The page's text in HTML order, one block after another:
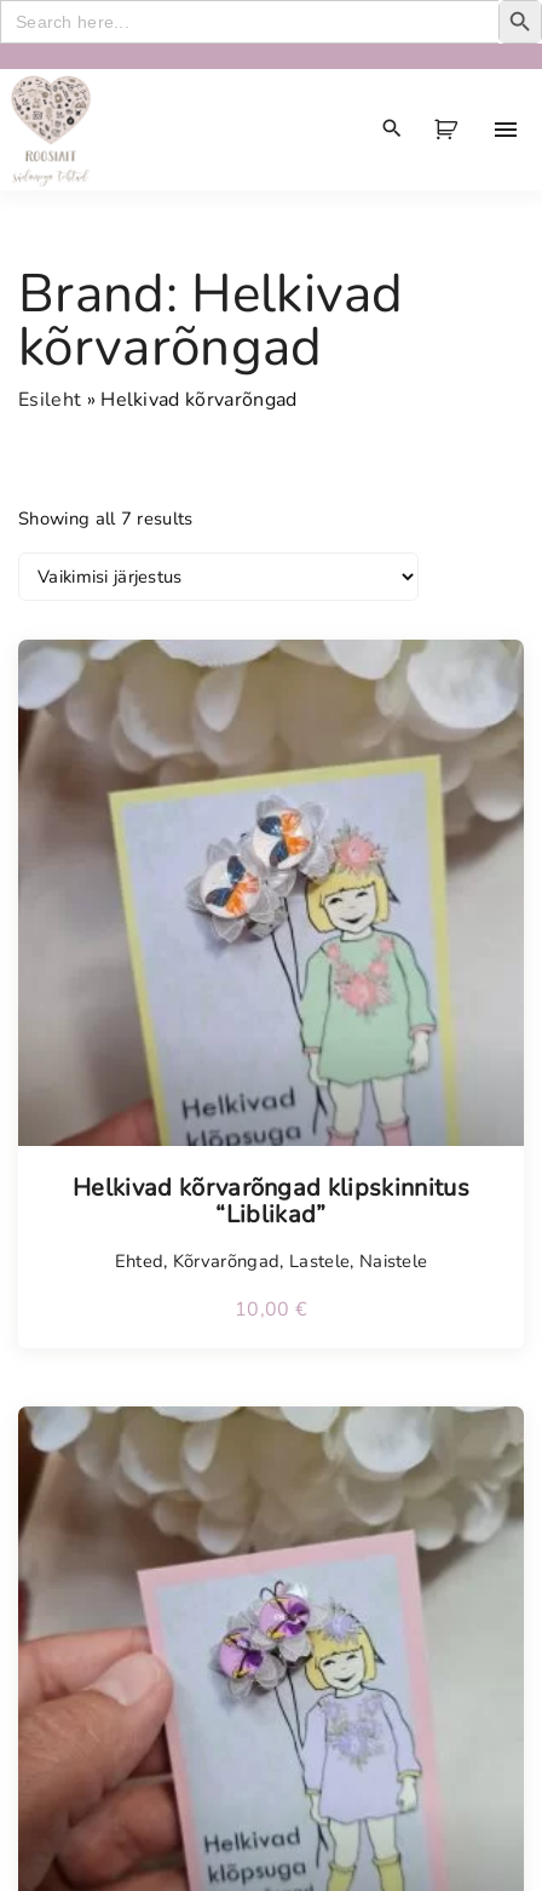
Search
for:
Brand: Helkivad
kõrvarõngad
Esileht » Helkivad kõrvarõngad
Showing all 7 results
Helkivad kõrvarõngad klipskinnitus
“Liblikad”
Ehted, Kõrvarõngad, Lastele, Naistele
10,00 €